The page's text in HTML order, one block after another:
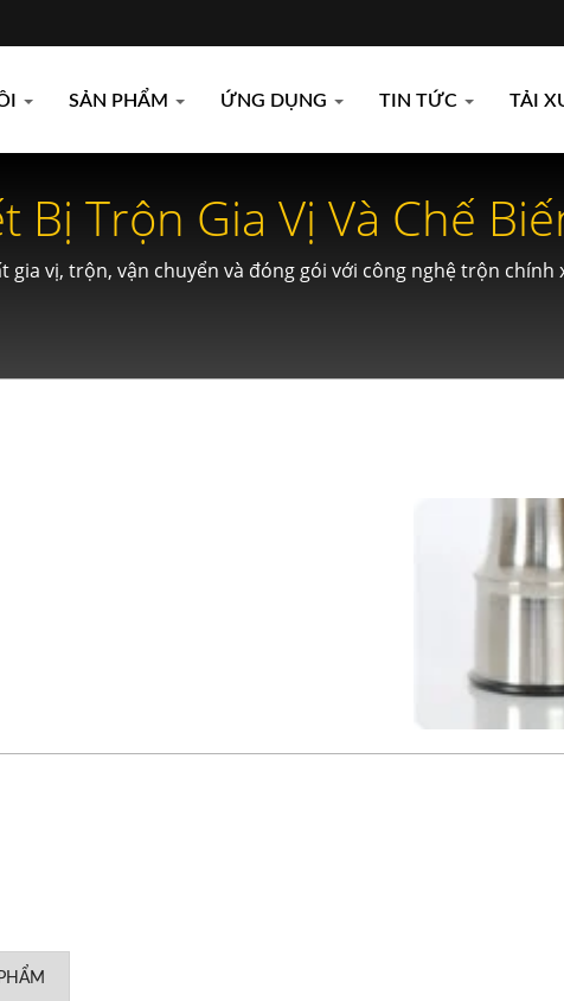
SẢN PHẨM ỨNG DỤNG TIN TỨC TẢI
Bị Trộn Gia Vị Và Chế
gia vị, trộn, vận chuyển và đóng gói với công nghệ trộn chính